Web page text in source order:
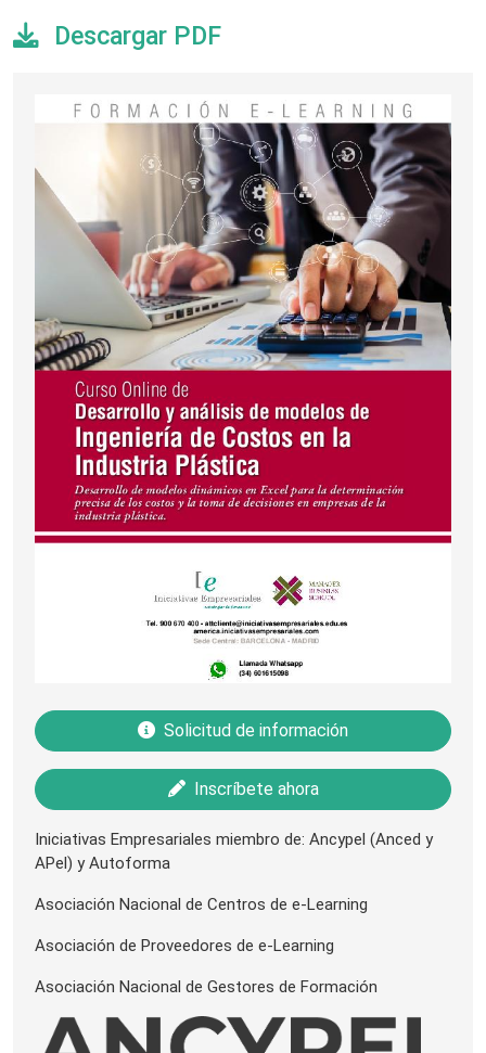
Descargar PDF
Solicitud de información
Inscríbete ahora
Iniciativas Empresariales miembro de: Ancypel (Anced y
APel) y Autoforma
Asociación Nacional de Centros de e-Learning
Asociación de Proveedores de e-Learning
Asociación Nacional de Gestores de Formación